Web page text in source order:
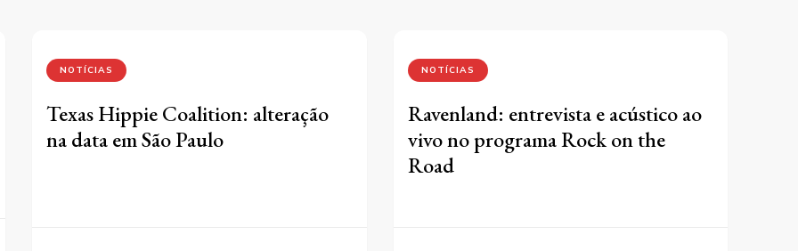
NOTÍCIAS
Texas Hippie Coalition: alteração
na data em São Paulo
NOTÍCIAS
Ravenland: entrevista e acústico ao
vivo no programa Rock on the
Road